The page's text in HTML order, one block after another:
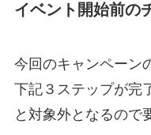
イベント開始前の
今回のキャンペーン
下記３ステップが完
と対象外となるので